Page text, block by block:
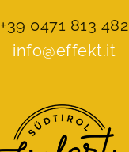
+39 0471 813 482
info@effekt.it